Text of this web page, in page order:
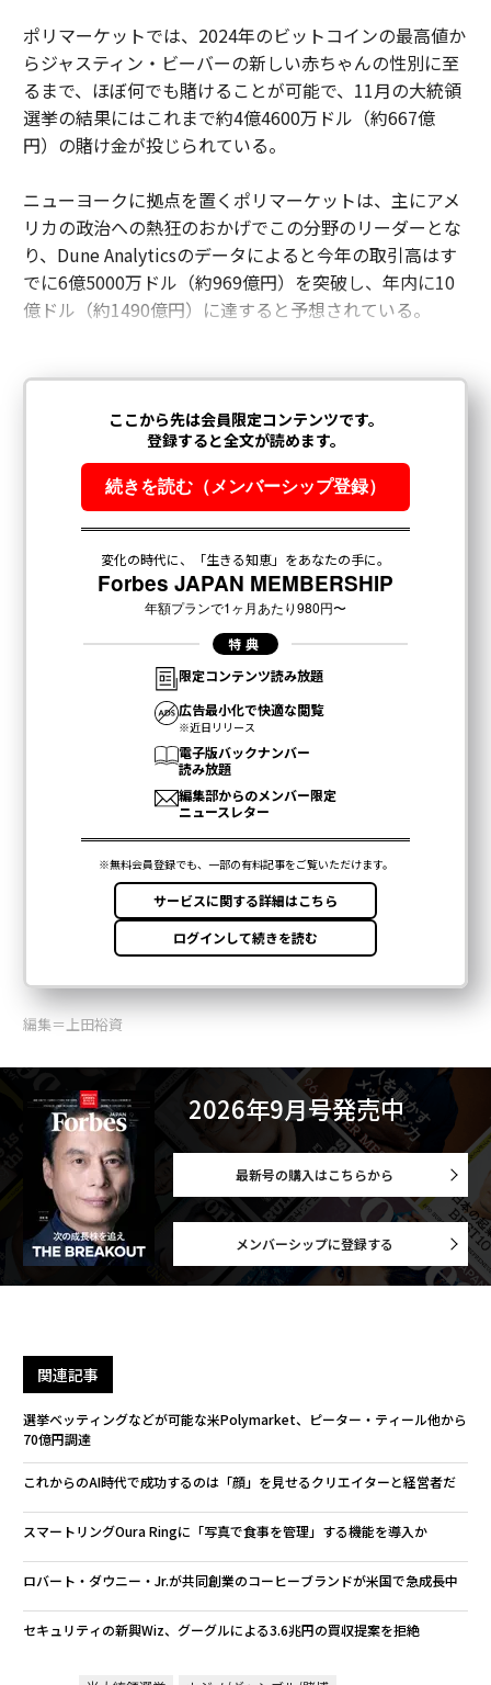
ポリマーケットでは、2024年のビットコインの最高値か
らジャスティン・ビーバーの新しい赤ちゃんの性別に至
るまで、ほぼ何でも賭けることが可能で、11月の大統領
選挙の結果にはこれまで約4億4600万ドル（約667億
円）の賭け金が投じられている。
ニューヨークに拠点を置くポリマーケットは、主にアメ
リカの政治への熱狂のおかげでこの分野のリーダーとな
り、Dune Analyticsのデータによると今年の取引高はす
でに6億5000万ドル（約969億円）を突破し、年内に10
億ドル（約1490億円）に達すると予想されている。
編集＝上田裕資
2026年9月号発売中
最新号の購入はこちらから
メンバーシップに登録する
選挙ベッティングなどが可能な米Polymarket、ピーター・ティール他から
70億円調達
スマートリングOura Ringに「写真で食事を管理」する機能を導入か
セキュリティの新興Wiz、グーグルによる3.6兆円の買収提案を拒絶
タグ：
カジノ/ギャンブル/賭博
ドナルド・トランプ
起業家/起業
オリンピック/五輪
カマラ・ハリス
た